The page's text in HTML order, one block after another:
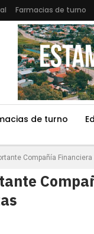
Farmacias de turno
de turno
Compañía